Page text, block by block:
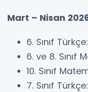
Mart – Nisan
6. Sınıf
6. ve 8. Sınıf
10. Sınıf
7. Sınıf